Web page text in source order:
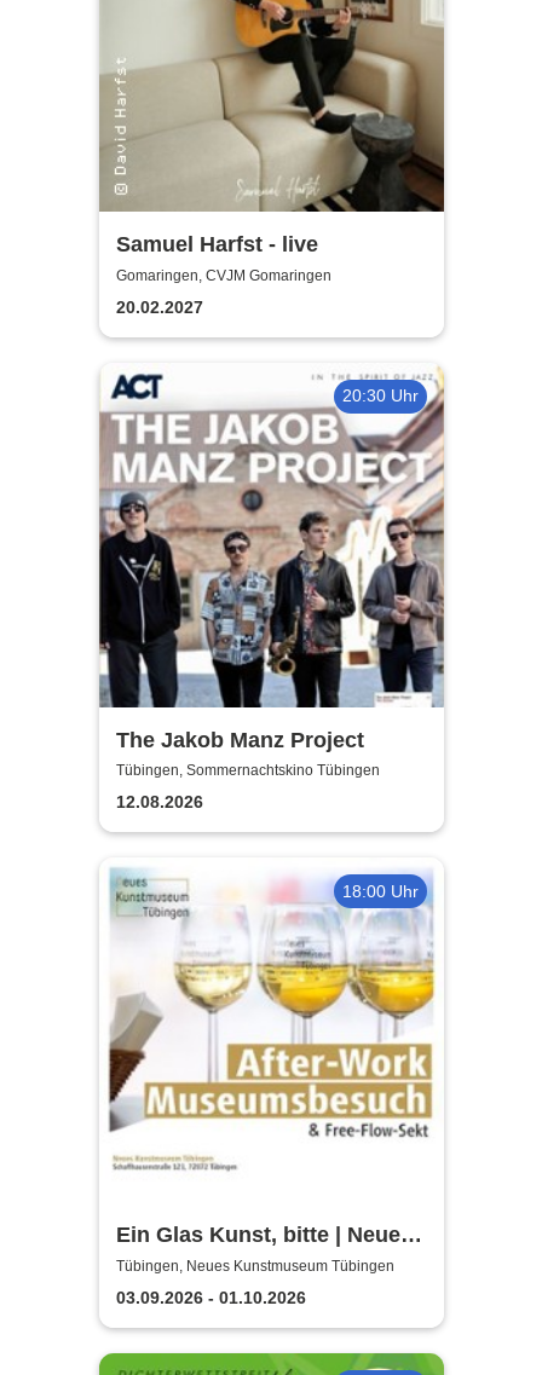
Samuel Harfst - live
Gomaringen, CVJM Gomaringen
20.02.2027
20:30 Uhr
The Jakob Manz Project
Tübingen, Sommernachtskino Tübingen
12.08.2026
18:00 Uhr
Ein Glas Kunst, bitte | Neues
Kunstmuseum Tübingen
Tübingen, Neues Kunstmuseum Tübingen
03.09.2026 - 01.10.2026